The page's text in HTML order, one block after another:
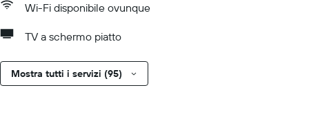
Wi-Fi disponibile ovunque
TV a schermo piatto
Mostra tutti i servizi (95)